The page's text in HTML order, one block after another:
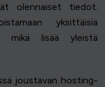
olennaiset tiedot.
yksittäisiä
mikä lisää yleistä
joustavan hosting-